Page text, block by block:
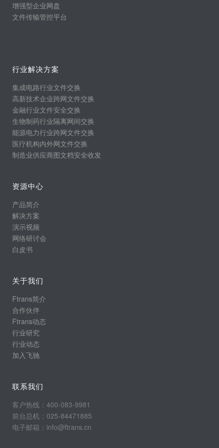
增强型企业网盘
文件传输管控平台
行业解决方案
集成电路行业文件交换
高新技术企业跨网文件交换
金融行业文件安全交换
生物制药行业隔离网间交换
能源电力行业跨网文件交换
医疗机构内外网文件交换
制造业供应商图文档安全收发
资源中心
产品简介
解决方案
演示视频
网络研讨会
白皮书
关于我们
Ftrans简介
合作伙伴
Ftrans动态
行业研究
行业动态
加入飞驰
联系我们
客户热线：400-083-9981
前台总机：025-84471885
电子邮箱：info@ftrans.cn